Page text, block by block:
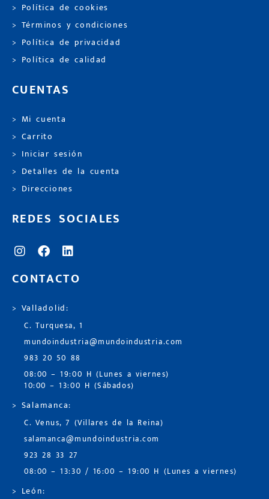
> Política de cookies
> Términos y condiciones
> Política de privacidad
> Política de calidad
CUENTAS
> Mi cuenta
> Carrito
> Iniciar sesión
> Detalles de la cuenta
> Direcciones
REDES SOCIALES
CONTACTO
> Valladolid:
C. Turquesa, 1
mundoindustria@mundoindustria.com
983 20 50 88
08:00 – 19:00 H (Lunes a viernes)
10:00 – 13:00 H (Sábados)
> Salamanca:
C. Venus, 7 (Villares de la Reina)
salamanca@mundoindustria.com
923 28 33 27
08:00 – 13:30 / 16:00 – 19:00 H (Lunes a viernes)
> León: